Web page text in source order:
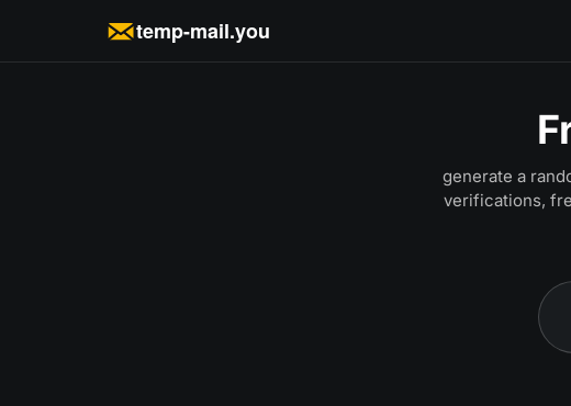
temp-mail.you
generate a
verifications,